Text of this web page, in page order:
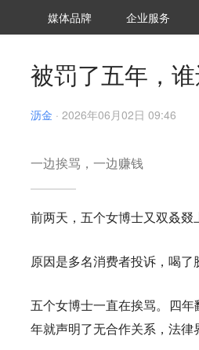
媒体品牌 36Kr研究院
企业服务
被罚了五年，
沥金 · 2026年06月02日 09:46
一边挨骂，一边赚钱
前两天，五个女博士又双叒叕
原因是多名消费者投诉，喝了
五个女博士一直在挨骂。四
年就声明了无合作关系，法律